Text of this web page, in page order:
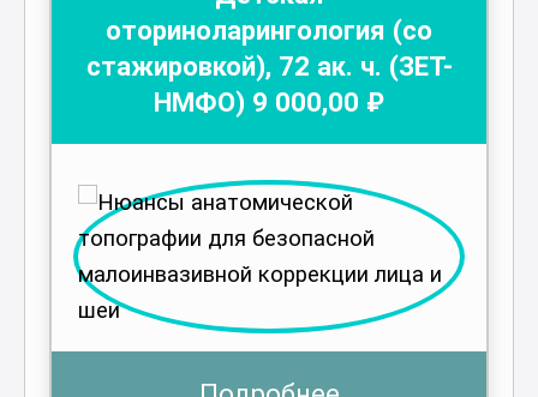
оториноларингология (со
стажировкой), 72 ак. ч. (ЗЕТ-
НМФО) 9 000,00 ₽